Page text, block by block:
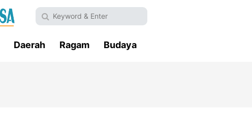
Daerah Ragam Budaya